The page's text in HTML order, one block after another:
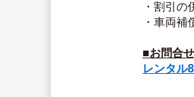
・割引の
・車両補
■お問合せ
レンタル